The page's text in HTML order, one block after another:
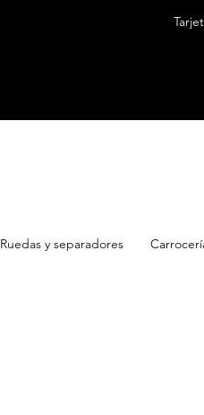
Ruedas y separadores